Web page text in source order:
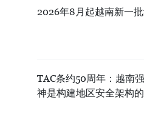
2026年8月起越南新一
TAC条约50周年：越南
神是构建地区安全架构